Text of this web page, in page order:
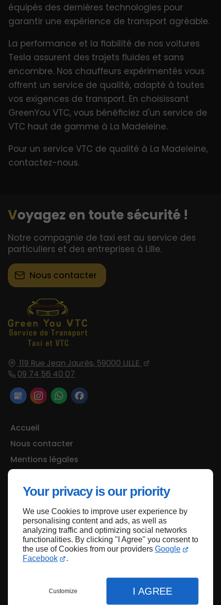
Your privacy is our priority
We use Cookies to improve user experience by
personalising content and ads, as well as
analyzing traffic and optimizing social networks
functionalities. By clicking "I Agree" you consent to
the use of Cookies from our providers Google
Facebook
.
Customize I AGREE
équipés des dernières technologies pour
garantir une expérience de transport agréable.
La performance et la fiabilité de nos voitures
Tesla assurent des trajets fluides et sans
encombre. Nos chauffeurs expérimentés vous
offrent un service de qualité, adapté à toutes
vos exigences de transport. En choisissant
GreenYou VTC, vous bénéficiez d'un service de
VTC haut de gamme à La Madeleine.
Pour un service VTC de qualité à La Madeleine,
contactez-nous.
119 Rue Jean Jaurès, 59000 LILLE
09 74 56 40 07
Accueil
Nous contacter
Mentions légales
Voyagez en toute sécurité !
Notre compagnie de taxi est au service des
particuliers et des entreprises à Lille.
Nous contacter
Haut de page